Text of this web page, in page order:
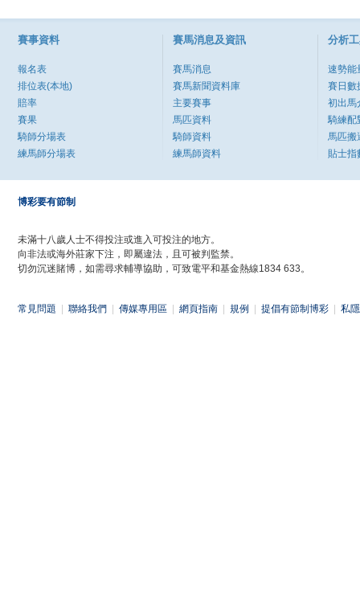
賽事資料
報名表
排位表(本地)
賠率
賽果
騎師分場表
練馬師分場表
賽馬消息及資訊
賽馬消息
賽馬新聞資料庫
主要賽事
馬匹資料
騎師資料
練馬師資料
分析
速勢能
賽日數
初出馬
騎練配
馬匹搬
貼士指
博彩要有節制
未滿十八歲人士不得投注或進入可投注的地方。
向非法或海外莊家下注，即屬違法，且可被判監禁。
切勿沉迷賭博，如需尋求輔導協助，可致電平和基金熱線1834 633。
常見問題 聯絡我們 傳媒專用區 網頁指南 規例 提倡有節制博彩 私